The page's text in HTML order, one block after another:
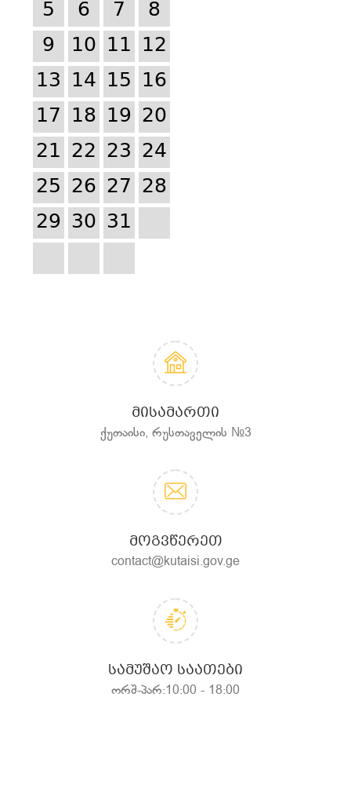
5
6 7
8
9
10 11 12
13 14 15 16
17 18 19 20
21 22 23 24
25 26 27 28
29 30 31
ᲛᲘᲡᲐᲛᲐᲠᲗᲘ
ქუთაისი, რუსთაველის №3
ᲛᲝᲒᲕᲬᲔᲠᲔᲗ
contact@kutaisi.gov.ge
ᲡᲐᲛᲣᲨᲐᲝ ᲡᲐᲐᲗᲔᲑᲘ
ორშ-პარ:10:00 - 18:00